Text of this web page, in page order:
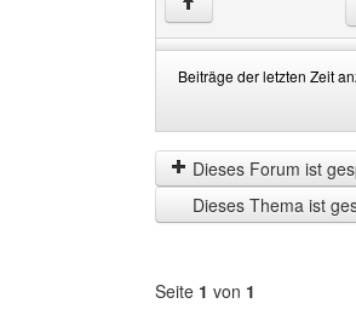
Beiträge der letzten Zeit
der
letzten
Zeit
anzeigen
by
Dieses Forum ist
Dieses Thema ist
Seite 1 von 1